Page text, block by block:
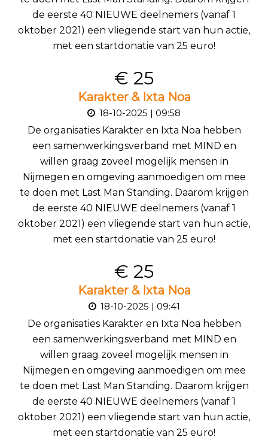
de eerste 40 NIEUWE deelnemers (vanaf 1
oktober 2021) een vliegende start van hun actie,
met een startdonatie van 25 euro!
€ 25
Karakter & Ixta Noa
18-10-2025 | 09:58
De organisaties Karakter en Ixta Noa hebben
een samenwerkingsverband met MIND en
willen graag zoveel mogelijk mensen in
Nijmegen en omgeving aanmoedigen om mee
te doen met Last Man Standing. Daarom krijgen
de eerste 40 NIEUWE deelnemers (vanaf 1
oktober 2021) een vliegende start van hun actie,
met een startdonatie van 25 euro!
€ 25
Karakter & Ixta Noa
18-10-2025 | 09:41
De organisaties Karakter en Ixta Noa hebben
een samenwerkingsverband met MIND en
willen graag zoveel mogelijk mensen in
Nijmegen en omgeving aanmoedigen om mee
te doen met Last Man Standing. Daarom krijgen
de eerste 40 NIEUWE deelnemers (vanaf 1
oktober 2021) een vliegende start van hun actie,
met een startdonatie van 25 euro!